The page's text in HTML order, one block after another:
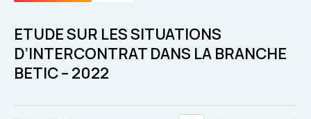
ETUDE SUR LES SITUATIONS
D’INTERCONTRAT DANS LA BRANCHE
BETIC – 2022